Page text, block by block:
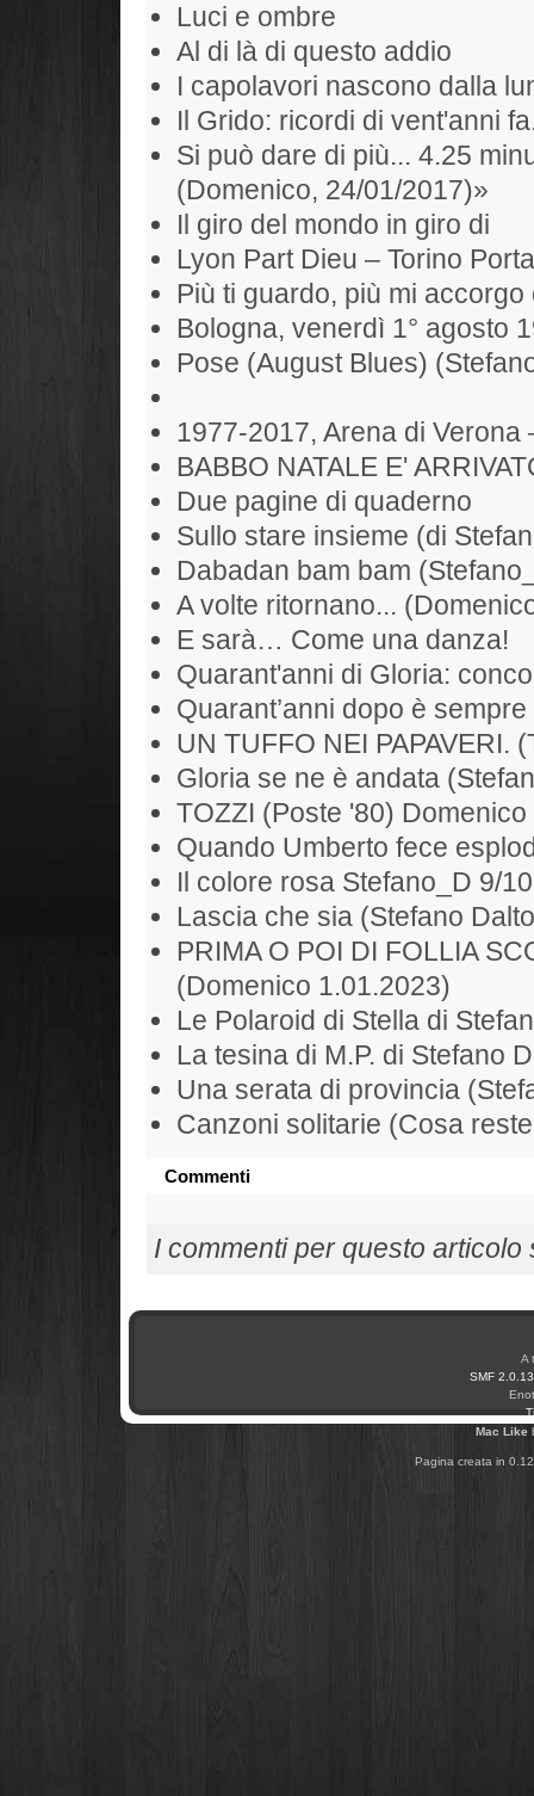
Luci e ombre
Al di là di questo addio
I capolavori nascono dalla
Il Grido: ricordi di vent'anni
Si può dare di più... 4.25
(Domenico, 24/01/2017)»
Il giro del mondo in giro di
Lyon Part Dieu – Torino
Più ti guardo, più mi accorgo
Bologna, venerdì 1° agosto
Pose (August Blues)
1977-2017, Arena di
BABBO NATALE E'
Due pagine di quaderno
Sullo stare insieme (di
Dabadan bam bam
A volte ritornano...
E sarà… Come una danza!
Quarant'anni di Gloria:
Quarant’anni dopo è
UN TUFFO NEI PAPAVERI.
Gloria se ne è andata
TOZZI (Poste '80)
Quando Umberto fece
Il colore rosa Stefano_D 9/
Lascia che sia (Stefano
PRIMA O POI DI FOLLIA
(Domenico 1.01.2023)
Le Polaroid di Stella di
La tesina di M.P. di Stefano
Una serata di provincia
Canzoni solitarie (Cosa
Commenti
I commenti per questo articolo
A
SMF 2.0.13
Mac Like
Pagina creata in